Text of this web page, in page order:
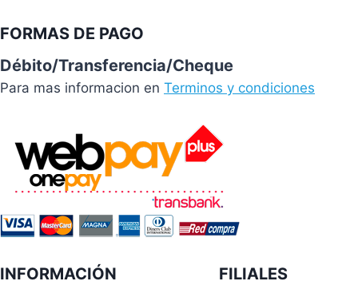
FORMAS DE PAGO
Débito/Transferencia/Cheque
Para mas informacion en Terminos y condiciones
INFORMACIÓN FILIALES